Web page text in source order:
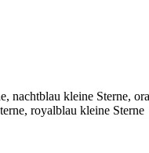
nachtblau kleine Sterne,
royalblau kleine Sterne